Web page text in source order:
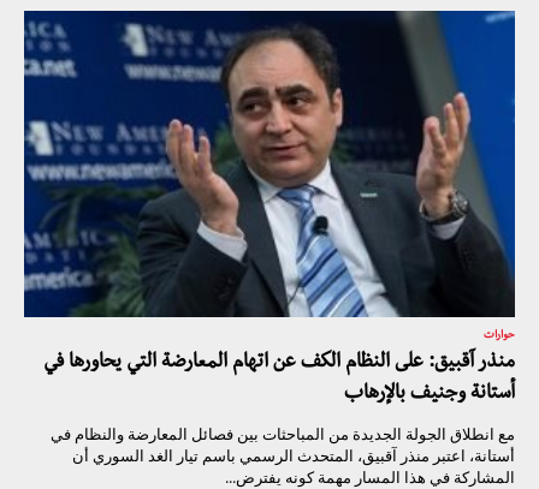
حوارات
منذر آقبيق: على النظام الكف عن اتهام المعارضة التي يحاورها في
أستانة وجنيف بالإرهاب
مع انطلاق الجولة الجديدة من المباحثات بين فصائل المعارضة والنظام في
أستانة، اعتبر منذر آقبيق، المتحدث الرسمي باسم تيار الغد السوري أن
المشاركة في هذا المسار مهمة كونه يفترض...